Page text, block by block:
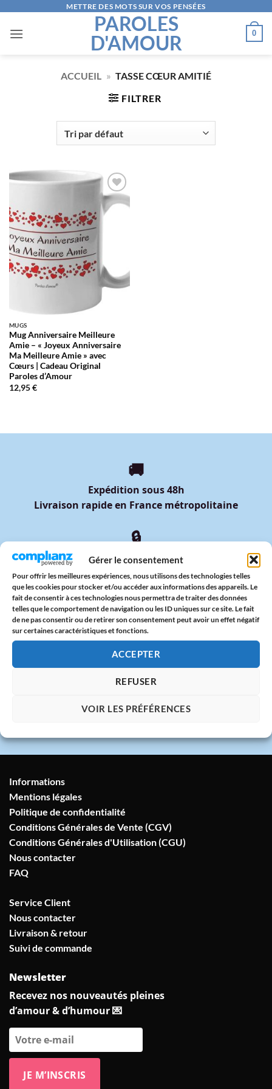
Gérer le consentement
Pour offrir les meilleures expériences, nous utilisons des technologies telles
que les cookies pour stocker et/ou accéder aux informations des appareils. Le
fait de consentir à ces technologies nous permettra de traiter des données
telles que le comportement de navigation ou les ID uniques sur ce site. Le fait
de ne pas consentir ou de retirer son consentement peut avoir un effet négatif
sur certaines caractéristiques et fonctions.
ACCEPTER
REFUSER
VOIR LES PRÉFÉRENCES
contenu
METTRE DES MOTS SUR VOS PENSÉES
PAROLES
D'AMOUR
0
ACCUEIL » TASSE CŒUR AMITIÉ
FILTRER
AJOUTER
À LA
LISTE
D’ENVIES
MUGS
Mug Anniversaire Meilleure
Amie – « Joyeux Anniversaire
Ma Meilleure Amie » avec
Cœurs | Cadeau Original
Paroles d’Amour
12,95€
🚚
Expédition sous 48h
Livraison rapide en France métropolitaine
🔒
Paiement sécurisé
CB & PayPal sur serveur protégé
🇫🇷
Atelier en France
Imprimé avec amour dans notre atelier à
Marseille
💬
Service client humain
Informations
Mentions légales
Politique de confidentialité
Conditions Générales de Vente (CGV)
Conditions Générales d'Utilisation (CGU)
Nous contacter
FAQ
Service Client
Nous contacter
Livraison & retour
Suivi de commande
Newsletter
Recevez nos nouveautés pleines
d’amour & d’humour 💌